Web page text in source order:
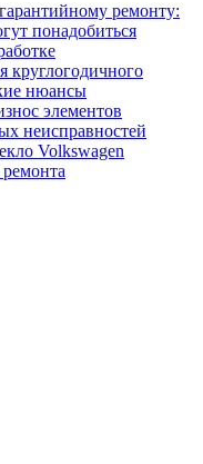
ремонту:
понадобиться
круглогодичного
нюансы
элементов
неисправностей
Volkswagen